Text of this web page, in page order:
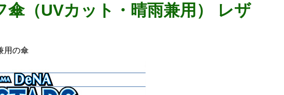
（UVカット・晴雨兼用） レザ
用の傘